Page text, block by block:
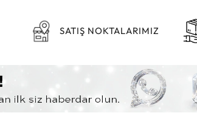
SATIŞ NOKTALARIMIZ